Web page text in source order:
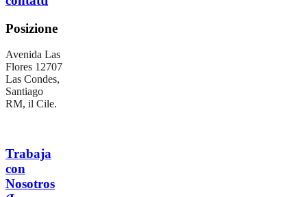
Posizione
Avenida Las
Flores 12707
Las Condes,
Santiago
RM, il Cile.
Trabaja
con
Nosotros